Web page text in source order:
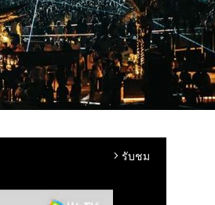
arrow_forward_ios รับชม